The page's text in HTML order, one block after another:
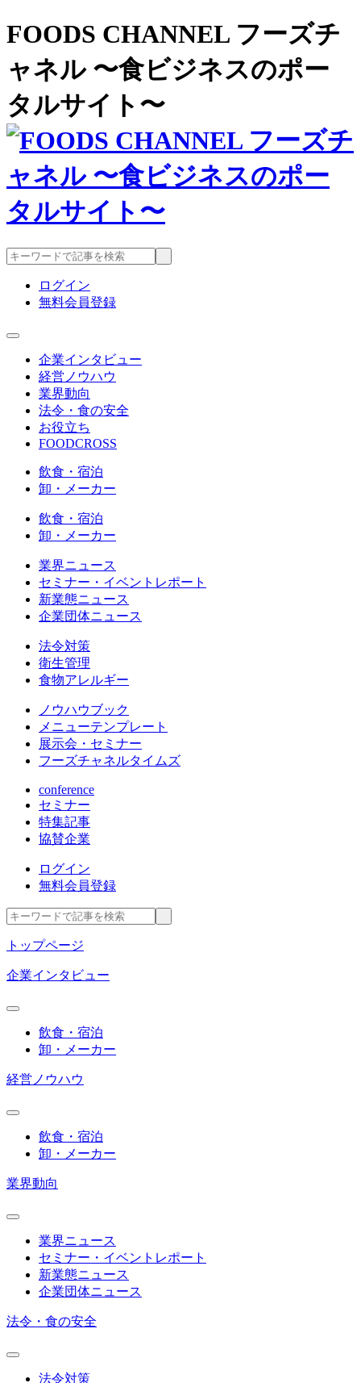
FOODS CHANNEL フーズチ
ャネル 〜食ビジネスのポー
タルサイト〜
ログイン
無料会員登録
企業インタビュー
経営ノウハウ
業界動向
法令・食の安全
お役立ち
FOODCROSS
飲食・宿泊
卸・メーカー
飲食・宿泊
卸・メーカー
業界ニュース
セミナー・イベントレポート
新業態ニュース
企業団体ニュース
法令対策
衛生管理
食物アレルギー
ノウハウブック
メニューテンプレート
展示会・セミナー
フーズチャネルタイムズ
conference
セミナー
特集記事
協賛企業
ログイン
無料会員登録
トップページ
企業インタビュー
飲食・宿泊
卸・メーカー
経営ノウハウ
飲食・宿泊
卸・メーカー
業界動向
業界ニュース
セミナー・イベントレポート
新業態ニュース
企業団体ニュース
法令・食の安全
法令対策